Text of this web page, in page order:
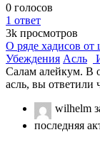
0 голосов
1 ответ
3k просмотров
О ряде хадисов от
Убеждения Асль
Салам алейкум. В
асль, вы ответили
wilhelm
последняя